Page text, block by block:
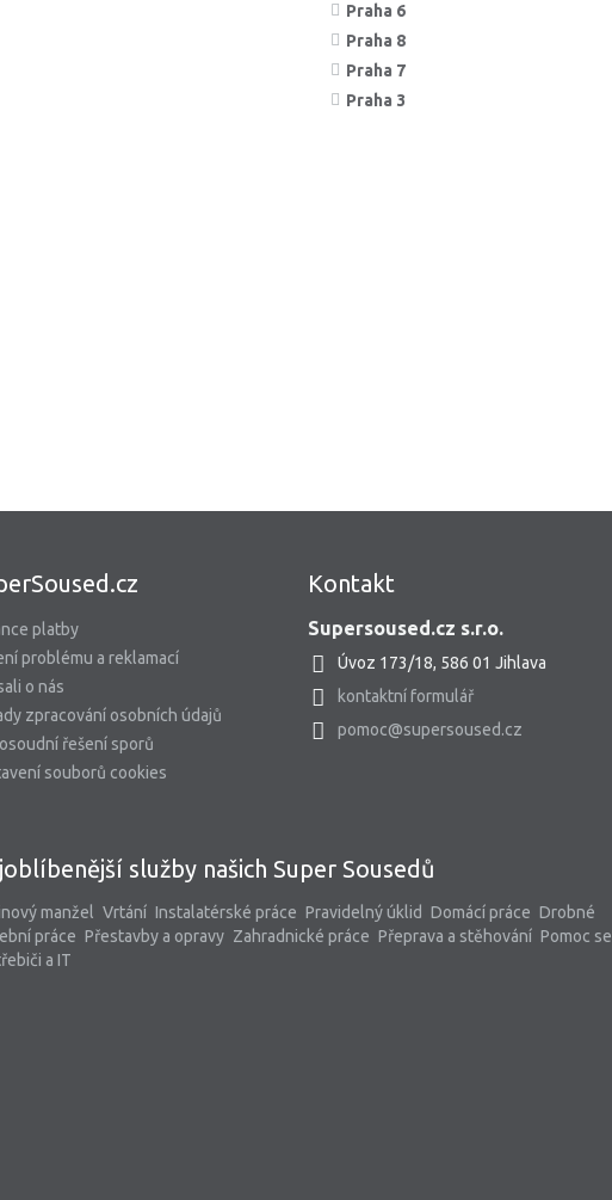
Praha 6
Praha 8
Praha 7
Praha 3
platby
problému a reklamací
o nás
zpracování osobních údajů
řešení sporů
souborů cookies
Kontakt
Supersoused.cz s.r.o.
Úvoz 173/18, 586 01 Jihlava
kontaktní formulář
pomoc@supersoused.cz
služby našich Super Sousedů
manžel Vrtání Instalatérské práce Pravidelný úklid Domácí práce Drobné
práce Přestavby a opravy Zahradnické práce Přeprava a stěhování Pomoc se
a IT